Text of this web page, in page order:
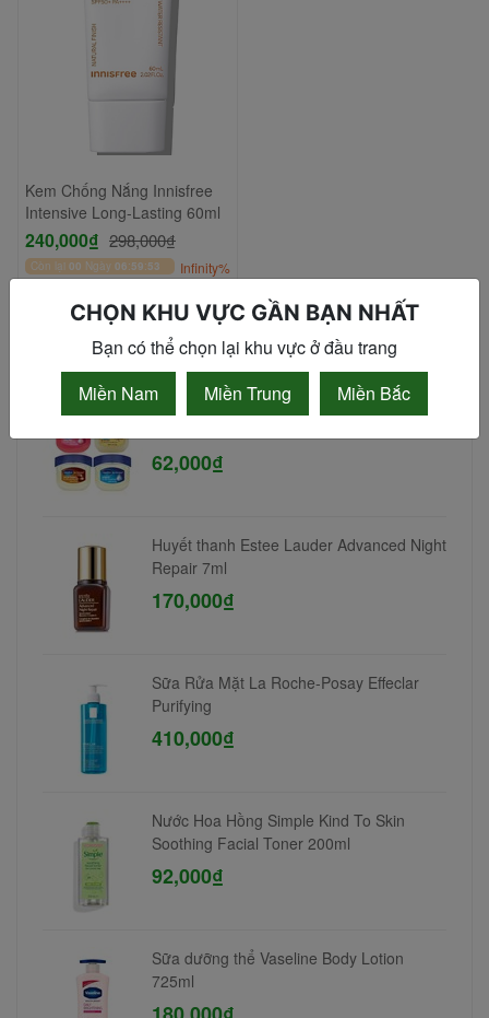
Kem Chống Nắng Innisfree
Intensive Long-Lasting 60ml
240,000₫ 298,000₫
Còn lại 00 Ngày 06:59:52 Infinity%
SẢN PHẨM MỚI VỀ
Son dưỡng môi Vaseline Lip Therapy 7gr
62,000₫
Huyết thanh Estee Lauder Advanced Night
Repair 7ml
170,000₫
Sữa Rửa Mặt La Roche-Posay Effeclar
Purifying
410,000₫
Nước Hoa Hồng Simple Kind To Skin
Soothing Facial Toner 200ml
92,000₫
Sữa dưỡng thể Vaseline Body Lotion
725ml
CHỌN KHU VỰC GẦN BẠN NHẤT
Bạn có thể chọn lại khu vực ở đầu trang
Miền Nam
Miền Trung Miền Bắc